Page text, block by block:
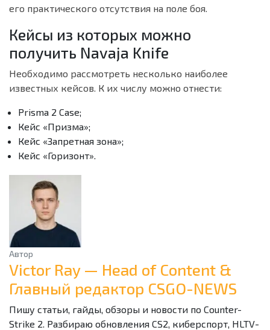
его практического отсутствия на поле боя.
Кейсы из которых можно
получить Navaja Knife
Необходимо рассмотреть несколько наиболее
известных кейсов. К их числу можно отнести:
Prisma 2 Case;
Кейс «Призма»;
Кейс «Запретная зона»;
Кейс «Горизонт».
Автор
Victor Ray — Head of Content &
Главный редактор CSGO-NEWS
Пишу статьи, гайды, обзоры и новости по Counter-
Strike 2. Разбираю обновления CS2, киберспорт, HLTV-